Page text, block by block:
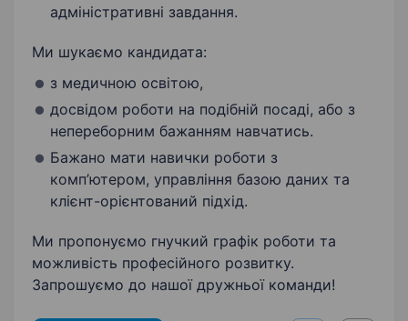
адміністративні завдання.
Ми шукаємо кандидата:
з медичною освітою,
досвідом роботи на подібній посаді, або з
непереборним бажанням навчатись.
Бажано мати навички роботи з
комп’ютером, управління базою даних та
клієнт-орієнтований підхід.
Ми пропонуємо гнучкий графік роботи та
можливість професійного розвитку.
Запрошуємо до нашої дружньої команди!